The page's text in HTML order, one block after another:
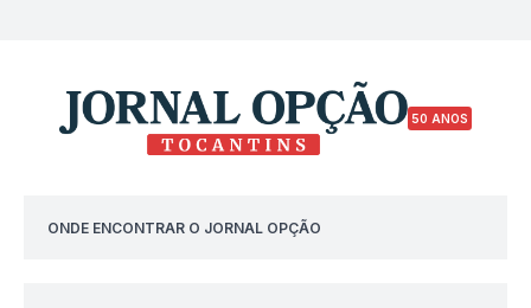
50 ANOS
ONDE ENCONTRAR O JORNAL OPÇÃO